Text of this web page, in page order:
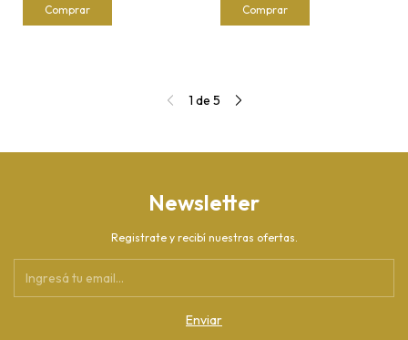
Comprar Comprar
1 de 5
Newsletter
Registrate y recibí nuestras ofertas.